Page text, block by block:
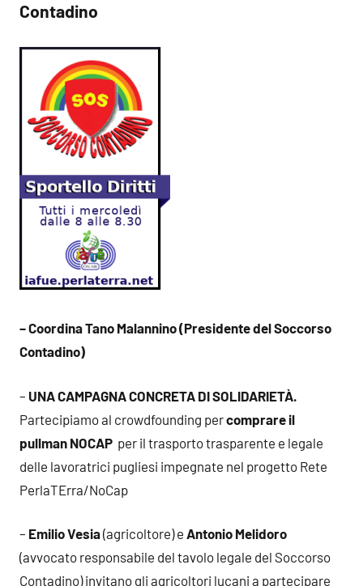
Contadino
– Coordina Tano Malannino (Presidente del Soccorso
Contadino)
– UNA CAMPAGNA CONCRETA DI SOLIDARIETÀ.
Partecipiamo al crowdfounding percomprare il
pullman NOCAP per il trasporto trasparente e legale
delle lavoratrici pugliesi impegnate nel progetto Rete
PerlaTErra/NoCap
– Emilio Vesia(agricoltore) e Antonio Melidoro
(avvocato responsabile del tavolo legale del Soccorso
Contadino) invitano gli agricoltori lucani a partecipare